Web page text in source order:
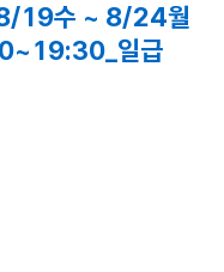
19수 ~ 8/24월
일급